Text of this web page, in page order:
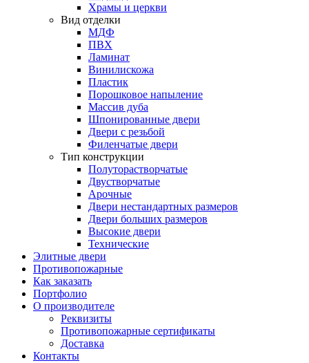
Храмы и церкви
Вид отделки
МДФ
ПВХ
Ламинат
Винилискожа
Пластик
Порошковое напыление
Массив дуба
Шпонированные двери
Двери с резьбой
Филенчатые двери
Тип конструкции
Полуторастворчатые
Двустворчатые
Арочные
Двери нестандартных размеров
Двери больших размеров
Высокие двери
Технические
Элитные двери
Противопожарные
Как заказать
Портфолио
О производителе
Реквизиты
Противопожарные сертификаты
Доставка
Контакты